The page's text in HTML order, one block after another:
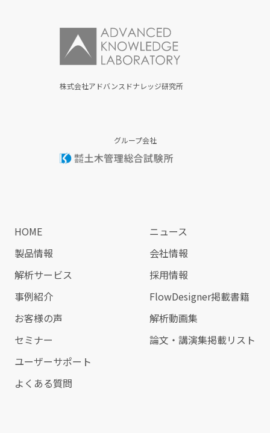
株式会社アドバンスドナレッジ研究所
グループ会社
HOME
製品情報
解析サービス
事例紹介
お客様の声
セミナー
ユーザーサポート
よくある質問
ニュース
会社情報
採用情報
FlowDesigner掲載書籍
解析動画集
論文・講演集掲載リスト